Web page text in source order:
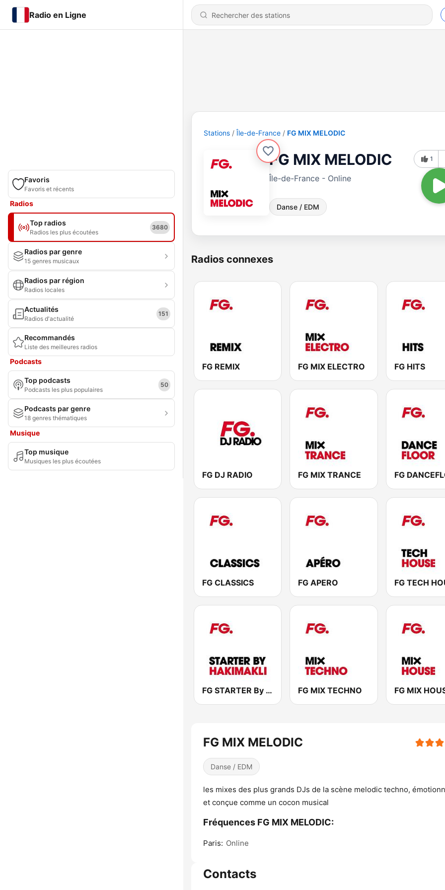
Radio en Ligne
Favoris
Favoris et récents
Radios
Top radios
Radios les plus écoutées
3680
Radios par genre
15 genres musicaux
Radios par région
Radios locales
Actualités
Radios d'actualité
151
Recommandés
Liste des meilleures radios
Podcasts
Top podcasts
Podcasts les plus populaires
50
Podcasts par genre
18 genres thématiques
Musique
Top musique
Musiques les plus écoutées
Stations Île-de-France FG MIX MELODIC
FG MIX MELODIC
Île-de-France - Online
Danse / EDM
1
Radios connexes
FG REMIX FG MIX ELECTRO FG HITS
FG DJ RADIO FG MIX TRANCE FG
FG CLASSICS FG APERO FG TECH
FG STARTER By HAKIMAKLI FG MIX TECHNO FG MIX
FG MIX MELODIC
Danse / EDM
les mixes des plus grands DJs de la scène melodic techno,
et conçue comme un cocon musical
Fréquences FG MIX MELODIC:
Paris: Online
Contacts